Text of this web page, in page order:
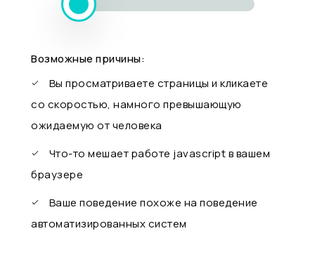
Возможные причины:
Вы просматриваете страницы и кликаете
со скоростью, намного превышающую
ожидаемую от человека
Что-то мешает работе javascript в вашем
браузере
Ваше поведение похоже на поведение
автоматизированных систем